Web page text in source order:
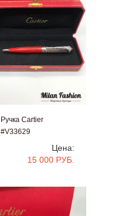
Ручка Cartier
#V33629
Цена:
15 000 РУБ.